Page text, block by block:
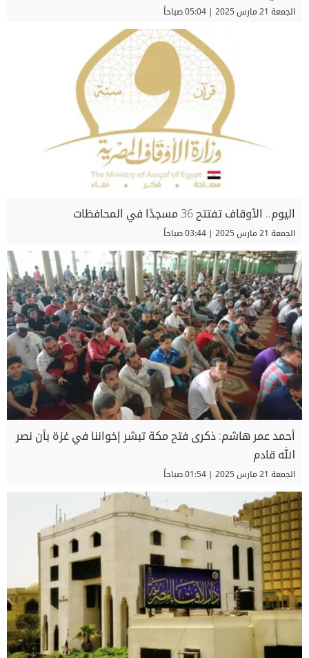
الجمعة 21 مارس 2025 | 05:04 صباحاً
اليوم.. الأوقاف تفتتح 36 مسجدًا في المحافظات
الجمعة 21 مارس 2025 | 03:44 صباحاً
أحمد عمر هاشم: ذكرى فتح مكة تبشر إخواننا في غزة بأن نصر
الله قادم
الجمعة 21 مارس 2025 | 01:54 صباحاً